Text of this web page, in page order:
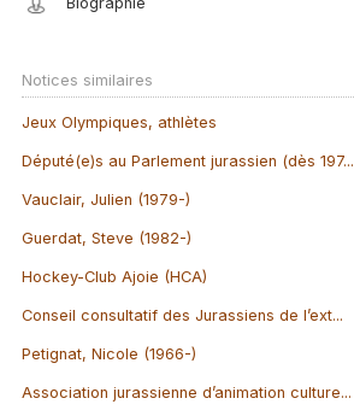
Notices similaires
Jeux Olympiques, athlètes
Député(e)s au Parlement jurassien (dès 197...
Vauclair, Julien (1979-)
Guerdat, Steve (1982-)
Hockey-Club Ajoie (HCA)
Conseil consultatif des Jurassiens de l’ext...
Petignat, Nicole (1966-)
Association jurassienne d’animation culture...